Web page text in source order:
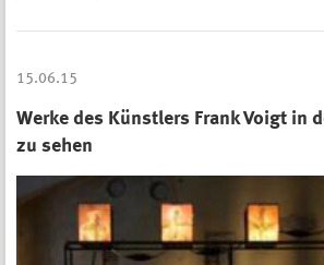
15.06.15
Werke des Künstlers Frank Voigt in
zu sehen